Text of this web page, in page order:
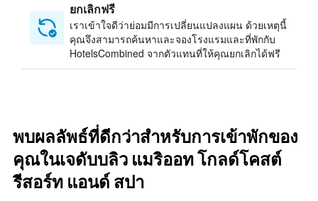
ยกเลิกฟรี
เราเข้าใจดีว่าย่อมมีการเปลี่ยนแปลงแผน ด้วยเหตุนี้
คุณจึงสามารถค้นหาและจองโรงแรมและที่พักกับ
HotelsCombined จากตัวแทนที่ให้คุณยกเลิกได้ฟรี
พบผลลัพธ์ที่ดีกว่าสำหรับการเข้าพักของ
คุณในเจดับบลิว แมริออท โกลด์โคสต์
รีสอร์ท แอนด์ สปา